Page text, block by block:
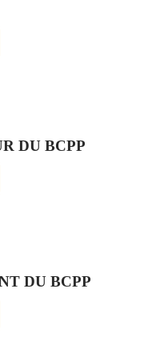
DU BCPP
DU BCPP